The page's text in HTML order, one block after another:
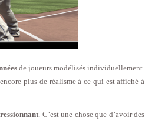
de joueurs modélisés individuellement.
plus de réalisme à ce qui est affiché à
. C’est une chose que d’avoir des